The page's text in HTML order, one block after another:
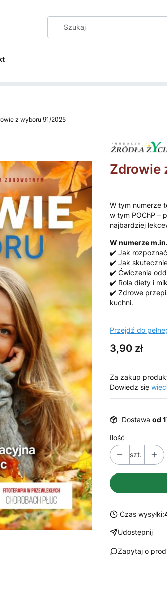
z wyboru 91/2025
Zdrowie
W tym numerze
w tym POChP –
najbardziej
W numerze
✔️ Jak rozpoznać
✔️ Jak
✔️ Ćwiczenia
✔️ Rola diety i
✔️ Zdrowe
kuchni.
Przejdź do
Cena
3,90 zł
Za zakup
Dowiedz się
Dostawa od
Ilość
szt.
Czas wysyłki:
Udostępnij
Zapytaj o